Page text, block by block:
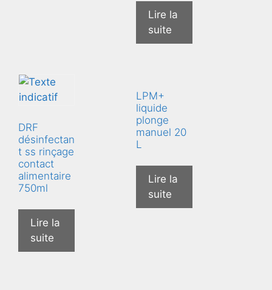
Lire la
suite
DRF
désinfectan
t ss rinçage
contact
alimentaire
750ml
Lire la
suite
LPM+
liquide
plonge
manuel 20
L
Lire la
suite